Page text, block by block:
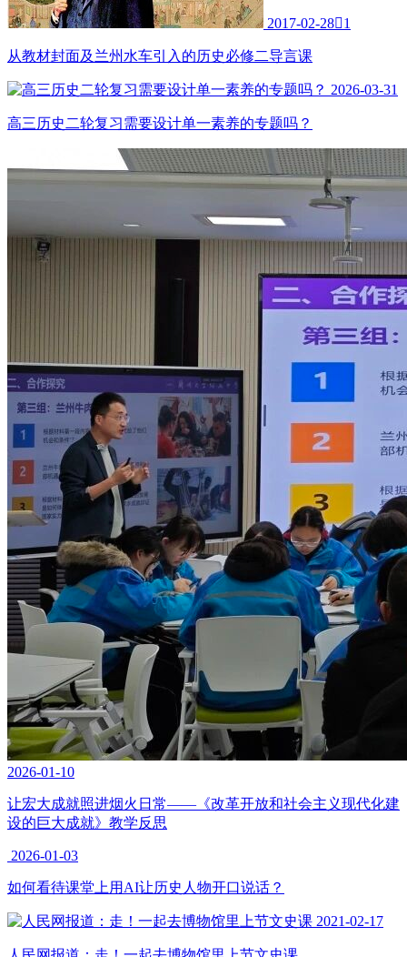
2017-02-281
从教材封面及兰州水车引入的历史必修二导言课
2026-03-31
高三历史二轮复习需要设计单一素养的专题吗？
2026-01-10
让宏大成就照进烟火日常——《改革开放和社会主义现代化建
设的巨大成就》教学反思
2026-01-03
如何看待课堂上用AI让历史人物开口说话？
2021-02-17